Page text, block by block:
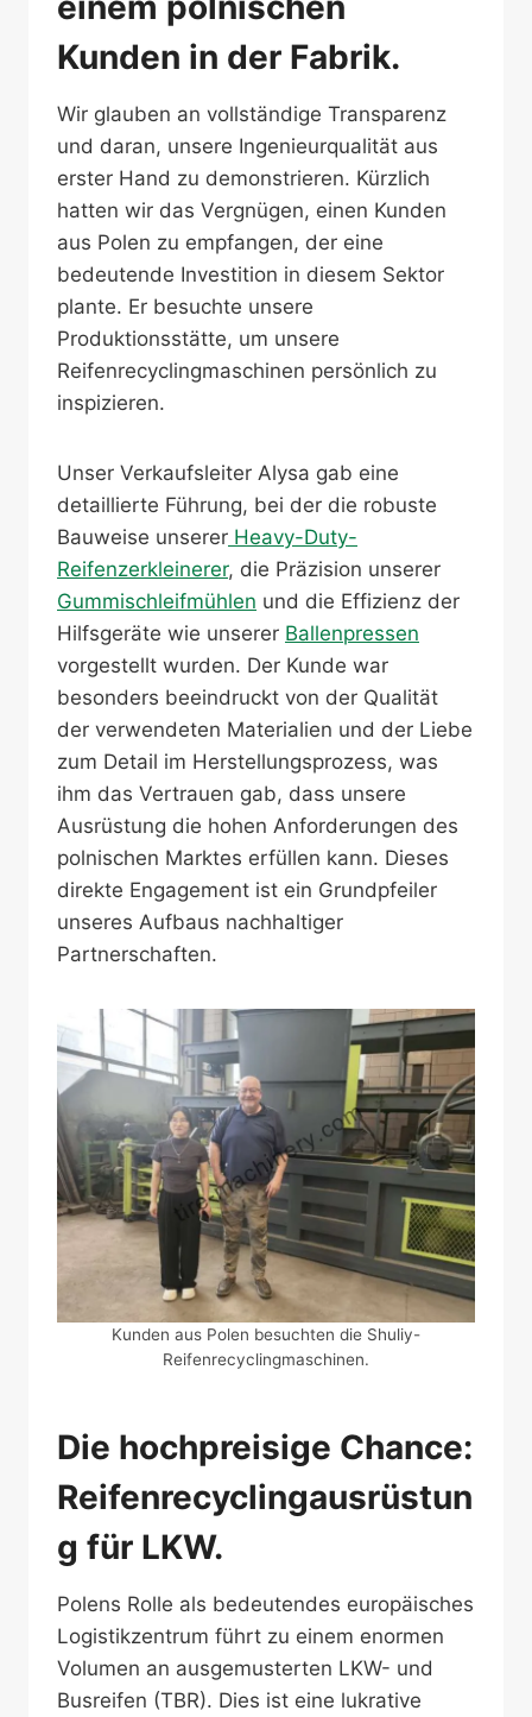
Kunden in der Fabrik.
Wir glauben an vollständige Transparenz
und daran, unsere Ingenieurqualität aus
erster Hand zu demonstrieren. Kürzlich
hatten wir das Vergnügen, einen Kunden
aus Polen zu empfangen, der eine
bedeutende Investition in diesem Sektor
plante. Er besuchte unsere
Produktionsstätte, um unsere
Reifenrecyclingmaschinen persönlich zu
inspizieren.
Unser Verkaufsleiter Alysa gab eine
detaillierte Führung, bei der die robuste
Bauweise unserer Heavy-Duty-
Reifenzerkleinerer, die Präzision unserer
Gummischleifmühlen und die Effizienz der
Hilfsgeräte wie unserer Ballenpressen
vorgestellt wurden. Der Kunde war
besonders beeindruckt von der Qualität
der verwendeten Materialien und der Liebe
zum Detail im Herstellungsprozess, was
ihm das Vertrauen gab, dass unsere
Ausrüstung die hohen Anforderungen des
polnischen Marktes erfüllen kann. Dieses
direkte Engagement ist ein Grundpfeiler
unseres Aufbaus nachhaltiger
Partnerschaften.
Kunden aus Polen besuchten die Shuliy-
Reifenrecyclingmaschinen.
Die hochpreisige Chance:
Reifenrecyclingausrüstun
g für LKW.
Polens Rolle als bedeutendes europäisches
Logistikzentrum führt zu einem enormen
Volumen an ausgemusterten LKW- und
Busreifen (TBR). Dies ist eine lukrative